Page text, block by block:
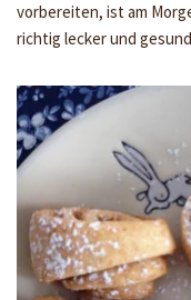
vorbereiten, ist am
richtig lecker und